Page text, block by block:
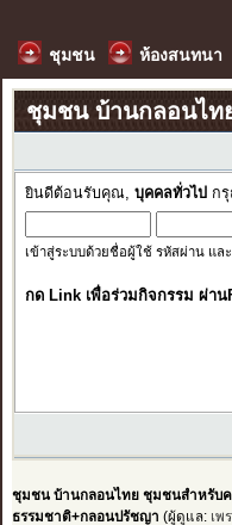
ชุมชน ห้องสนทนา
ชุมชน บ้านกลอนไท
ยินดีต้อนรับคุณ, บุคคลทั่วไป ก
เข้าสู่ระบบด้วยชื่อผู้ใช้ รหัสผ่าน แล
กด Link เพื่อร่วมกิจกรรม ผ่า
ชุมชน บ้านกลอนไทย ชุมชนสำหรับ
ธรรมชาติ+กลอนปรัชญา (ผู้ดูแล: เพ